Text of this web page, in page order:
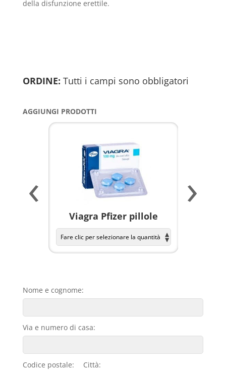
della disfunzione erettile.
ORDINE: Tutti i campi sono obbligatori
AGGIUNGI PRODOTTI
Viagra Pfizer pillole
‹ ›
Nome e cognome:
Via e numero di casa:
Codice postale: Città: